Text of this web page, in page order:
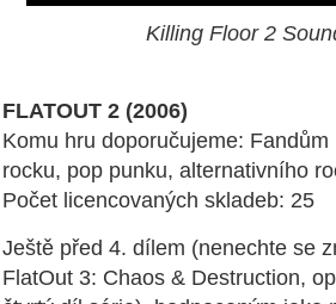
Killing Floor 2
FLATOUT 2 (2006)
Komu hru doporučujeme:
rocku, pop punku, alternativního
Počet licencovaných skladeb: 25
Ještě před 4. dílem (nenechte se
FlatOut 3: Chaos & Destruction,